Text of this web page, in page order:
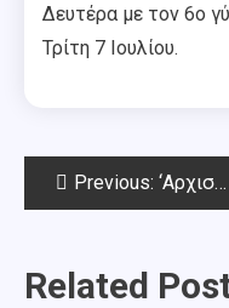
Δευτέρα με τον 6ο
Τρίτη 7 Ιουλίου.
PostPrevious: ‘Αρχισε σήμερα 1o Καλοκαιρινό open Chess Square 2026
Related